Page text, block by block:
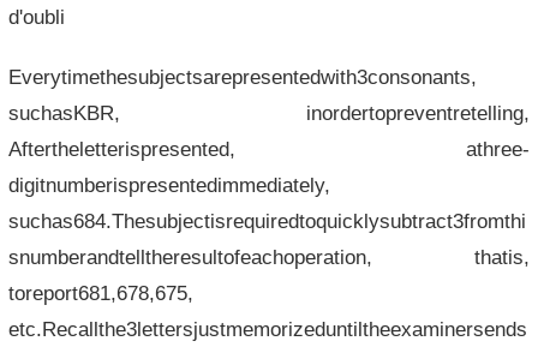
d'oubli
Everytimethesubjectsarepresentedwith3consonants,
suchasKBR, inordertopreventretelling,
Aftertheletterispresented, athree-
digitnumberispresentedimmediately,
suchas684.Thesubjectisrequiredtoquicklysubtract3fromthi
snumberandtelltheresultofeachoperation, thatis,
toreport681,678,675,
etc.Recallthe3lettersjustmemorizeduntiltheexaminersends